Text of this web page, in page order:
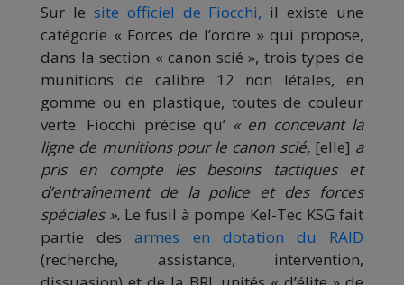
Sur le site officiel de Fiocchi, il existe une
catégorie « Forces de l’ordre » qui propose,
dans la section « canon scié », trois types de
munitions de calibre 12 non létales, en
gomme ou en plastique, toutes de couleur
verte. Fiocchi précise qu’ « en concevant la
ligne de munitions pour le canon scié, [elle] a
pris en compte les besoins tactiques et
d’entraînement de la police et des forces
spéciales ».Le fusil à pompe Kel-Tec KSG fait
partie desarmes en dotation du RAID
(recherche, assistance, intervention,